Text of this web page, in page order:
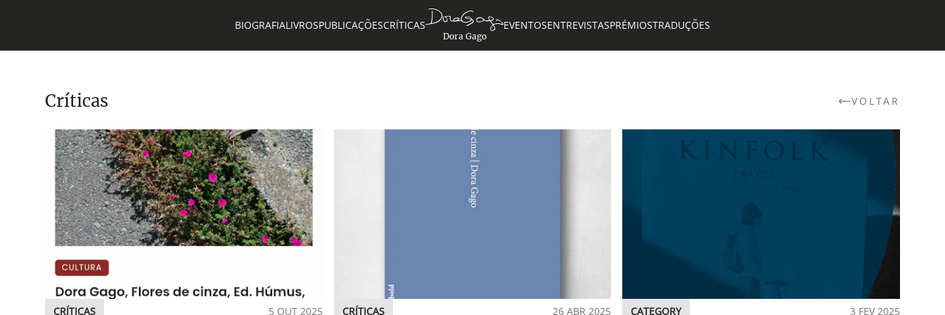
BIOGRAFIALIVROSPUBLICAÇÕESCRÍTICAS
Dora Gago
EVENTOSENTREVISTASPRÉMIOSTRADUÇÕES
Críticas VOLTAR
CRÍTICAS 5 OUT 2025 CRÍTICAS 26 ABR 2025 CATEGORY 3 FEV 2025